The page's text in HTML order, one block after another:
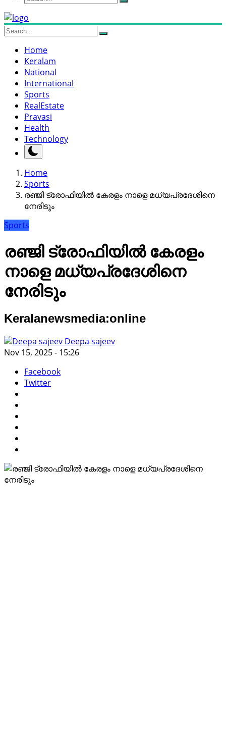
Home
Keralam
National
International
Sports
RealEstate
Pravasi
Health
Technology
Home
Sports
രഞ്ജി ട്രോഫിയിൽ കേരളം നാളെ മധ്യപ്രദേശിനെ
നേരിടും
Sports
രഞ്ജി ട്രോഫിയിൽ കേരളം
നാളെ മധ്യപ്രദേശിനെ
നേരിടും
Keralanewsmedia:online
Deepa sajeev
Nov 15, 2025 - 15:26
Facebook
Twitter